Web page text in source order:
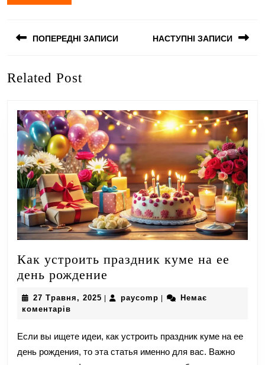
записів
ПОПЕРЕДНІ ЗАПИСИ
запис:
НАСТУПНІ ЗАПИСИ
Related Post
Как устроить праздник куме на ее
день рождение
праздник
на
ее
27 Травня, 2025 27
paycomp paycomp
Немає
коментарів
Если вы ищете идеи, как устроить праздник куме на ее
день рождения, то эта статья именно для вас. Важно